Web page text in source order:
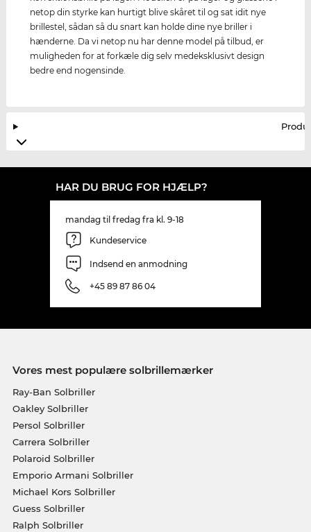
netop din styrke kan hurtigt blive skåret til og sat idit nye
brillestel, sådan så du snart kan holde dine nye briller i
hænderne. Da vi netop nu har denne model på tilbud, er
muligheden for at forkæle dig selv medeksklusivt design
bedre end nogensinde.
HAR DU BRUG FOR HJÆLP?
mandag til fredag fra kl. 9-18
Kundeservice
Indsend en anmodning
+45 89 87 86 04
Vores mest populære solbrillemærker
Ray-Ban Solbriller
Oakley Solbriller
Persol Solbriller
Carrera Solbriller
Polaroid Solbriller
Emporio Armani Solbriller
Michael Kors Solbriller
Guess Solbriller
Ralph Solbriller